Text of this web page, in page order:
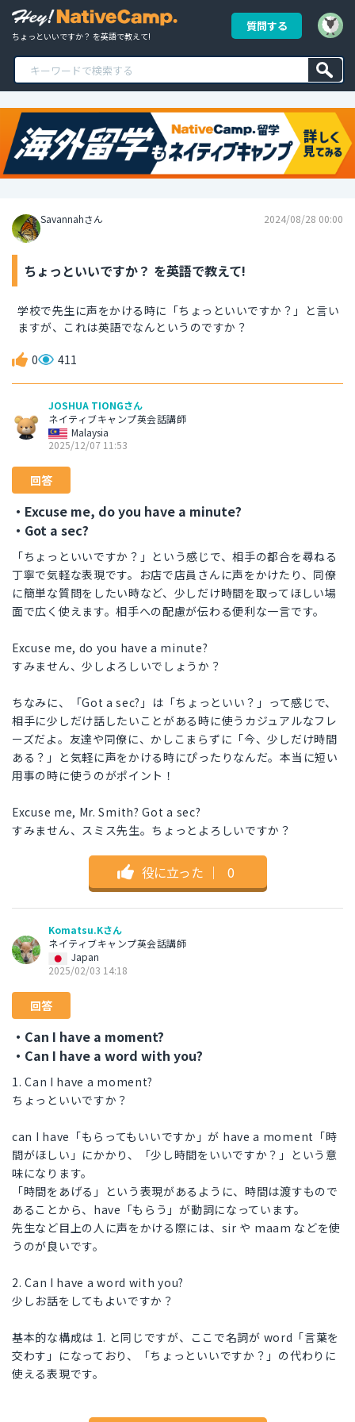
ちょっといいですか？ を英語で教えて!
質問する
Savannahさん 2024/08/28 00:00
ちょっといいですか？ を英語で教えて!
学校で先生に声をかける時に「ちょっといいですか？」と言い
ますが、これは英語でなんというのですか？
0 411
JOSHUA TIONGさん
ネイティブキャンプ英会話講師
Malaysia
2025/12/07 11:53
回答
・Excuse me, do you have a minute?
・Got a sec?
「ちょっといいですか？」という感じで、相手の都合を尋ねる
丁寧で気軽な表現です。お店で店員さんに声をかけたり、同僚
に簡単な質問をしたい時など、少しだけ時間を取ってほしい場
面で広く使えます。相手への配慮が伝わる便利な一言です。
Excuse me, do you have a minute?
すみません、少しよろしいでしょうか？
ちなみに、「Got a sec?」は「ちょっといい？」って感じで、
相手に少しだけ話したいことがある時に使うカジュアルなフレ
ーズだよ。友達や同僚に、かしこまらずに「今、少しだけ時間
ある？」と気軽に声をかける時にぴったりなんだ。本当に短い
用事の時に使うのがポイント！
Excuse me, Mr. Smith? Got a sec?
すみません、スミス先生。ちょっとよろしいですか？
役に立った ｜ 0
Komatsu.Kさん
ネイティブキャンプ英会話講師
Japan
2025/02/03 14:18
回答
・Can I have a moment?
・Can I have a word with you?
1. Can I have a moment?
ちょっといいですか？
can I have「もらってもいいですか」が have a moment「時
間がほしい」にかかり、「少し時間をいいですか？」という意
味になります。
「時間をあげる」という表現があるように、時間は渡すもので
あることから、have「もらう」が動詞になっています。
先生など目上の人に声をかける際には、sir や maam などを使
うのが良いです。
2. Can I have a word with you?
少しお話をしてもよいですか？
基本的な構成は 1. と同じですが、ここで名詞が word「言葉を
交わす」になっており、「ちょっといいですか？」の代わりに
使える表現です。